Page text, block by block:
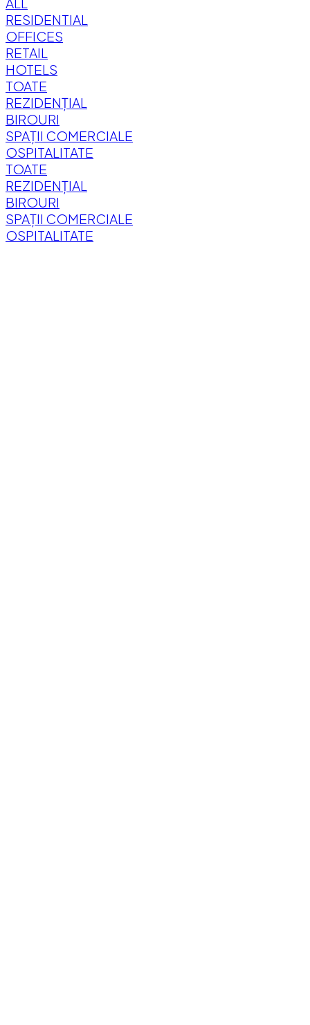
RESIDENTIAL
OFFICES
RETAIL
HOTELS
TOATE
REZIDENȚIAL
BIROURI
SPAȚII COMERCIALE
OSPITALITATE
TOATE
REZIDENȚIAL
BIROURI
SPAȚII COMERCIALE
OSPITALITATE